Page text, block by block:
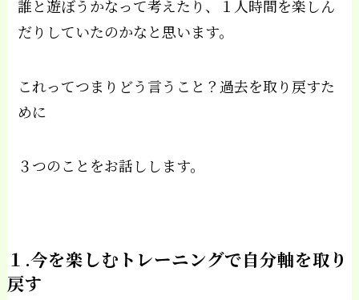
誰と遊ぼうかなって考えたり、１人時間を楽しん
だりしていたのかなと思います。
これってつまりどう言うこと？過去を取り戻すた
めに
３つのことをお話しします。
１.今を楽しむトレーニングで自分軸を取り
戻す